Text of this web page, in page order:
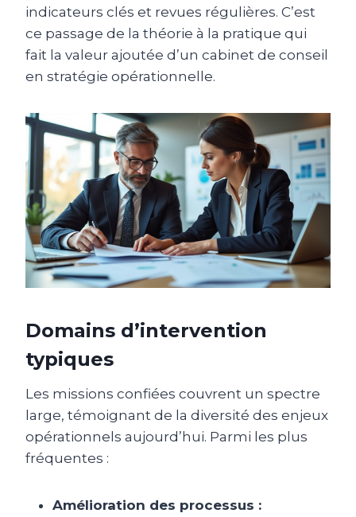
indicateurs clés et revues régulières. C’est
ce passage de la théorie à la pratique qui
fait la valeur ajoutée d’un cabinet de conseil
en stratégie opérationnelle.
Domains d’intervention
typiques
Les missions confiées couvrent un spectre
large, témoignant de la diversité des enjeux
opérationnels aujourd’hui. Parmi les plus
fréquentes :
Amélioration des processus :